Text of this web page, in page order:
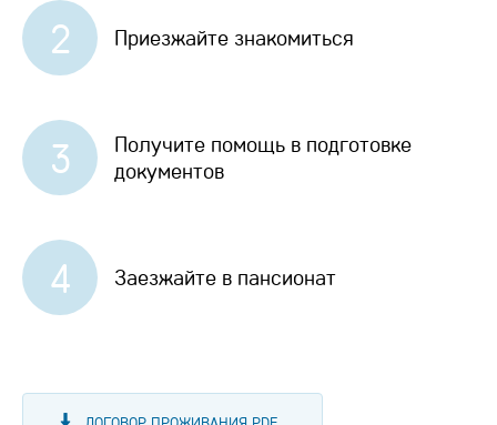
2 Приезжайте знакомиться
3
Получите помощь в подготовке
документов
4 Заезжайте в пансионат